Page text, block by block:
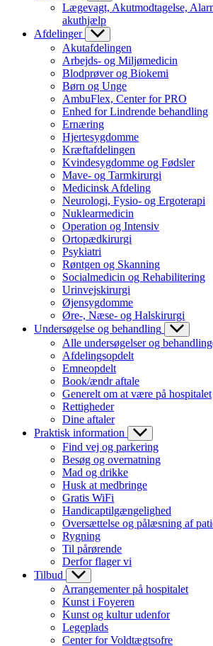
Lægevagt, Akutmodtagelse,
akuthjælp
Afdelinger
Akutafdelingen
Arbejds- og Miljømedicin
Blodprøver og Biokemi
Børn og Unge
AmbuFlex, Center for PRO
Enhed for Lindrende behandling
Ernæring
Hjertesygdomme
Kræftafdelingen
Kvindesygdomme og Fødsler
Mave- og Tarmkirurgi
Medicinsk Afdeling
Neurologi, Fysio- og Ergoterapi
Nuklearmedicin
Operation og Intensiv
Ortopædkirurgi
Psykiatri
Røntgen og Skanning
Socialmedicin og Rehabilitering
Urinvejskirurgi
Øjensygdomme
Øre-, Næse- og Halskirurgi
Undersøgelse og behandling
Alle undersøgelser og
Afdelingsopdelt
Emneopdelt
Book/ændr aftale
Generelt om at være på hospitalet
Rettigheder
Dine aftaler
Praktisk information
Find vej og parkering
Besøg og overnatning
Mad og drikke
Husk at medbringe
Gratis WiFi
Handicaptilgængelighed
Oversættelse og pålæsning af
Rygning
Til pårørende
Derfor flager vi
Tilbud
Arrangementer på hospitalet
Kunst i Foyeren
Kunst og kultur udenfor
Legeplads
Center for Voldtægtsofre